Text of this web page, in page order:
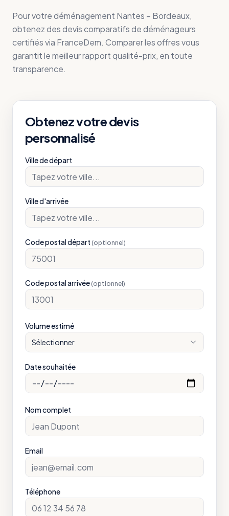
Pour votre déménagement Nantes – Bordeaux,
obtenez des devis comparatifs de déménageurs
certifiés via FranceDem. Comparer les offres vous
garantit le meilleur rapport qualité-prix, en toute
transparence.
Obtenez votre devis
personnalisé
Ville de départ
Ville d'arrivée
Code postal départ (optionnel)
Code postal arrivée (optionnel)
Volume estimé
Sélectionner
Date souhaitée
Nom complet
Email
Téléphone